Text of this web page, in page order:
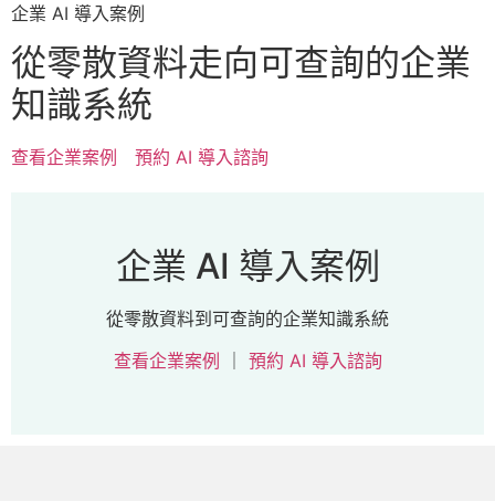
企業 AI 導入案例
從零散資料走向可查詢的企業
知識系統
查看企業案例 預約 AI 導入諮詢
企業 AI 導入案例
從零散資料到可查詢的企業知識系統
查看企業案例
預約 AI 導入諮詢